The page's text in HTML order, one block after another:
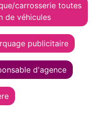
carrosserie toutes
de véhicules
publicitaire
d'agence